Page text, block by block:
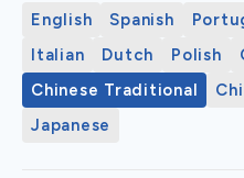
English Spanish
Italian
Dutch Polish
Chinese Traditional
Japanese